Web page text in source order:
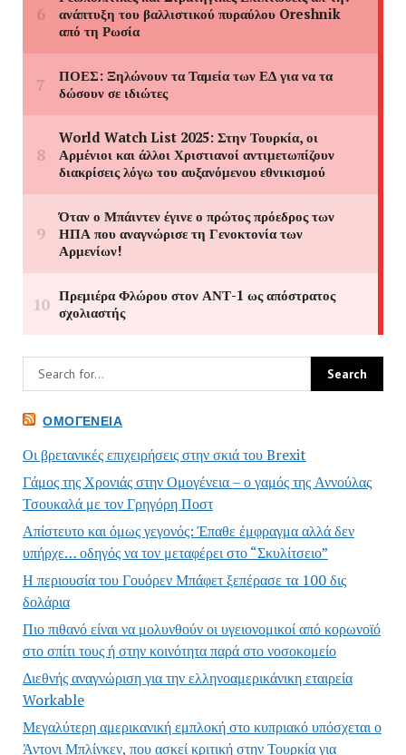
ΟΜΟΓΈΝΕΙΑ
Οι βρετανικές επιχειρήσεις στην σκιά του Brexit
Γάμος της Χρονιάς στην Ομογένεια – ο γαμός της Αννούλας
Τσουκαλά με τον Γρηγόρη Ποστ
Απίστευτο και όμως γεγονός: Έπαθε έμφραγμα αλλά δεν
υπήρχε… οδηγός να τον μεταφέρει στο “Σκυλίτσειο”
Η περιουσία του Γουόρεν Μπάφετ ξεπέρασε τα 100 δις
δολάρια
Πιο πιθανό είναι να μολυνθούν οι υγειονομικοί από κορωνοϊό
στο σπίτι τους ή στην κοινότητα παρά στο νοσοκομείο
Διεθνής αναγνώριση για την ελληνοαμερικάνικη εταιρεία
Workable
Μεγαλύτερη αμερικανική εμπλοκή στο κυπριακό υπόσχεται ο
Άντονι Μπλίνκεν, που ασκεί κριτική στην Τουρκία για